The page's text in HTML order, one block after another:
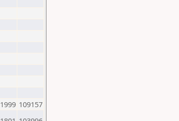
1999 109157